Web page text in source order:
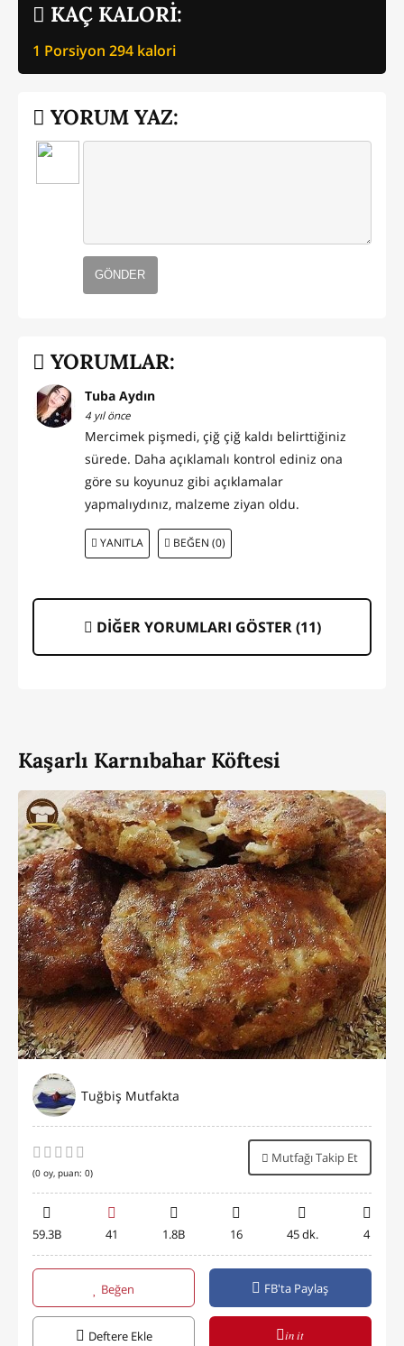
KAÇ KALORİ:
1 Porsiyon 294 kalori
YORUM YAZ:
GÖNDER
YORUMLAR:
Tuba Aydın
4 yıl önce
Mercimek pişmedi, çiğ çiğ kaldı belirttiğiniz
sürede. Daha açıklamalı kontrol ediniz ona
göre su koyunuz gibi açıklamalar
yapmalıydınız, malzeme ziyan oldu.
YANITLA BEĞEN (0)
DİĞER YORUMLARI GÖSTER (11)
Kaşarlı Karnıbahar Köftesi
Tuğbiş Mutfakta
(0 oy, puan: 0)
Mutfağı Takip Et
59.3B 41 1.8B 16 45 dk. 4
Beğen FB'ta Paylaş
Deftere Ekle in it